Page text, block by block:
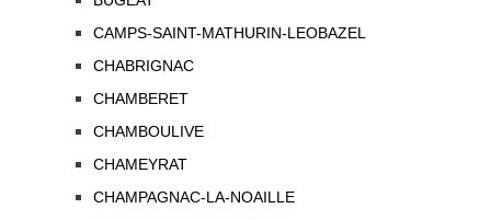
CAMPS-SAINT-MATHURIN-LEOBAZEL
CHABRIGNAC
CHAMBERET
CHAMBOULIVE
CHAMEYRAT
CHAMPAGNAC-LA-NOAILLE